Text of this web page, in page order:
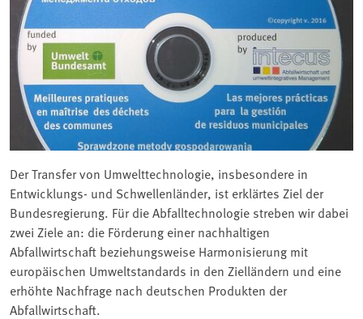
Der Transfer von Umwelttechnologie, insbesondere in
Entwicklungs- und Schwellenländer, ist erklärtes Ziel der
Bundesregierung. Für die Abfalltechnologie streben wir dabei
zwei Ziele an: die Förderung einer nachhaltigen
Abfallwirtschaft beziehungsweise Harmonisierung mit
europäischen Umweltstandards in den Zielländern und eine
erhöhte Nachfrage nach deutschen Produkten der
Abfallwirtschaft.